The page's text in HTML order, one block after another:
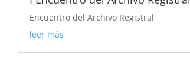
Encuentro del Archivo Registral
leer más